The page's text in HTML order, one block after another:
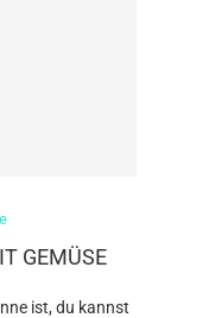
GEMÜSE
ist, du kannst